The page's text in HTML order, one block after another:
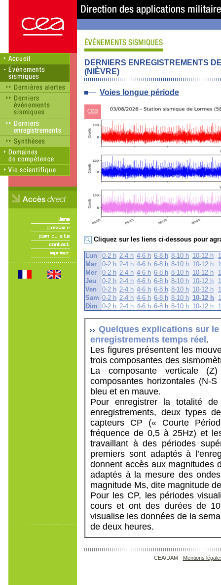
DERNIERS ENREGISTREMENTS
(NIÈVRE)
Voies longue période
Cliquez sur les liens ci-dessous pour
Lun 0-2 h 2-4 h 4-6 h 6-8 h 8-10 h 10-12 h
Mar
0-2 h 2-4 h 4-6 h 6-8 h 8-10 h 10-12 h
Mer
0-2 h 2-4 h 4-6 h 6-8 h 8-10 h 10-12 h
Jeu
0-2 h 2-4 h 4-6 h 6-8 h 8-10 h 10-12 h
Ven
0-2 h 2-4 h 4-6 h 6-8 h 8-10 h 10-12 h
Sam 0-2 h 2-4 h 4-6 h 6-8 h 8-10 h 10-12 h
Dim
0-2 h 2-4 h 4-6 h 6-8 h 8-10 h 10-12 h
Quelques explications sur
enregistrements temps réel .
Les figures présentent les
trois composantes des
La composante verticale
composantes horizontales (N-
bleu et en mauve.
Pour enregistrer la totalité
enregistrements, deux types
capteurs CP (« Courte
fréquence de 0,5 à 25Hz) et
travaillant à des périodes
premiers sont adaptés à
donnent accès aux magnitudes
adaptés à la mesure des
magnitude Ms, dite magnitude
Pour les CP, les périodes
cours et ont des durées de
visualise les données de la
de deux heures.
CEA/DAM - Mentions